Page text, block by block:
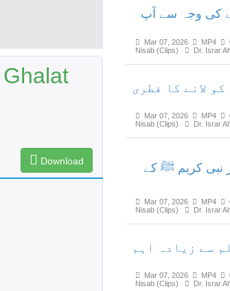
Download
کی وجہ سے آپ
Mar 07, 2026 MP4
Nisab (Clips)
Dr. Israr
لانے کا فطری
Mar 07, 2026 MP4
Nisab (Clips)
Dr. Israr
نبی کریم ﷺ کے
Mar 07, 2026 MP4
Nisab (Clips)
Dr. Israr
سے زیادہ اہم
Mar 07, 2026 MP4
Nisab (Clips)
Dr. Israr